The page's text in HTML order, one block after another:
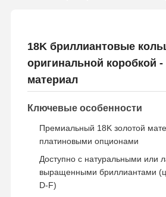
18K бриллиантовые
оригинальной коробкой -
материал
Ключевые особенности
Премиальный 18K золотой
платиновыми опционами
Доступно с натуральными или
выращенными бриллиантами
D-F)